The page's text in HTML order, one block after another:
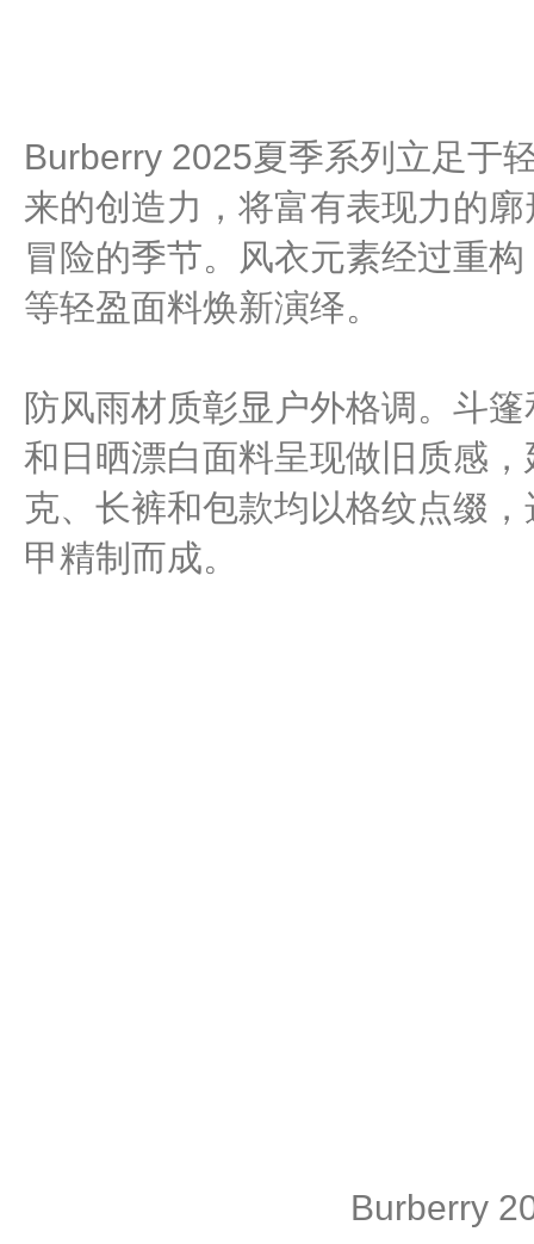
Burberry 2025夏季系列立足于
来的创造力，将富有表现力的
冒险的季节。风衣元素经过重
等轻盈面料焕新演绎。
防风雨材质彰显户外格调。斗
和日晒漂白面料呈现做旧质感
克、长裤和包款均以格纹点缀
甲精制而成。
Burberry